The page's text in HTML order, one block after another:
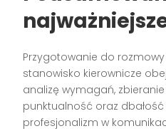
Przygotowanie do
stanowisko kierownicze
analizę wymagań, zbieranie
punktualność oraz
profesjonalizm w